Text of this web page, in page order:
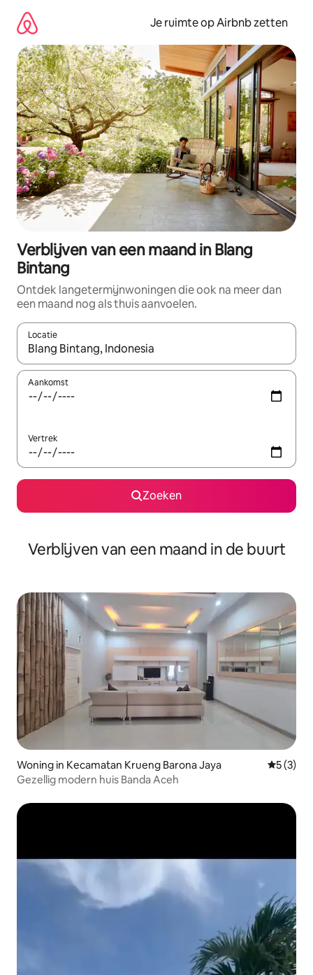
direct
naar
inhoud
Je ruimte op Airbnb zetten
Verblijven van een maand in Blang
Bintang
Ontdek langetermijnwoningen die ook na meer dan
een maand nog als thuis aanvoelen.
Locatie
Wanneer er suggesties beschikbaar zijn, maak je een keuze
Aankomst
Vertrek
Zoeken
Verblijven van een maand in de buurt
Woning in Kecamatan Krueng Barona Jaya
5 (3)
Gezellig modern huis Banda Aceh